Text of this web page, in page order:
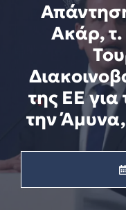
Ακάρ,
της ΕΕ
την